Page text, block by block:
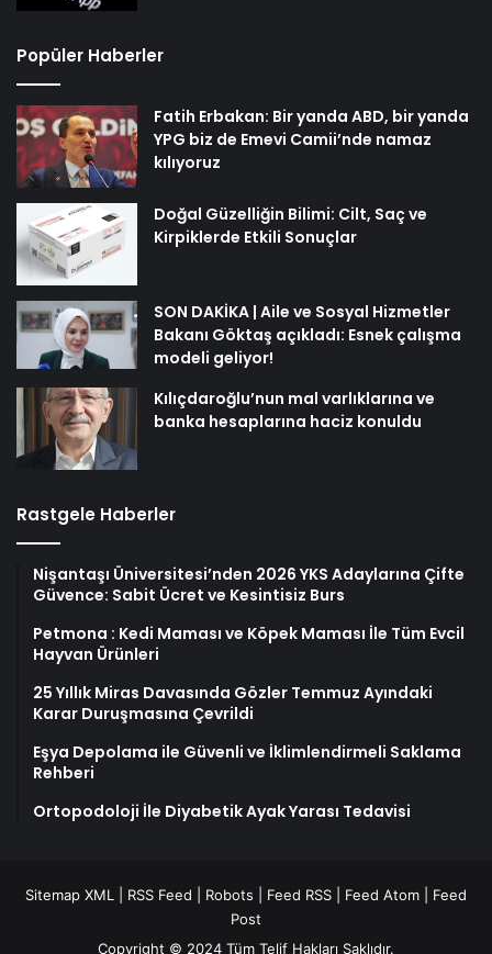
Popüler Haberler
Fatih Erbakan: Bir yanda ABD, bir yanda
YPG biz de Emevi Camii’nde namaz
kılıyoruz
Doğal Güzelliğin Bilimi: Cilt, Saç ve
Kirpiklerde Etkili Sonuçlar
SON DAKİKA | Aile ve Sosyal Hizmetler
Bakanı Göktaş açıkladı: Esnek çalışma
modeli geliyor!
Kılıçdaroğlu’nun mal varlıklarına ve
banka hesaplarına haciz konuldu
Rastgele Haberler
Nişantaşı Üniversitesi’nden 2026 YKS Adaylarına Çifte
Güvence: Sabit Ücret ve Kesintisiz Burs
Petmona : Kedi Maması ve Köpek Maması İle Tüm Evcil
Hayvan Ürünleri
25 Yıllık Miras Davasında Gözler Temmuz Ayındaki
Karar Duruşmasına Çevrildi
Eşya Depolama ile Güvenli ve İklimlendirmeli Saklama
Rehberi
Ortopodoloji İle Diyabetik Ayak Yarası Tedavisi
Sitemap XML RSS Feed Robots Feed RSS Feed Atom
Feed
Post
Copyright © 2024 Tüm Telif Hakları Saklıdır.